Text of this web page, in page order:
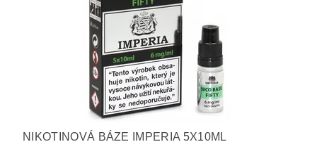
NIKOTINOVÁ BÁZE IMPERIA 5X10ML